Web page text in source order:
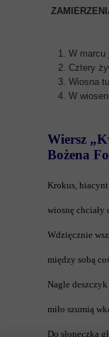
W marcu
Cztery
Wiosna
W
Wiersz
Bożena
Krokus,
wiosnę chciały
Wdzięcznie
między sobą
Nagle
miło szumią
Do słoneczka